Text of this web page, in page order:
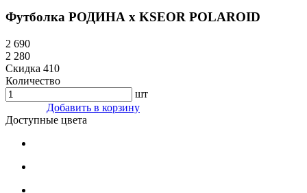
Футболка РОДИНА x KSEOR POLAROID
Доступные цвета
2 690
2 280
Скидка 410
Количество
шт
Добавить в корзину